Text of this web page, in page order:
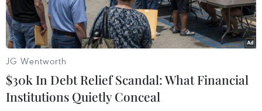
kháng là lệnh trừng phạt của Mỹ.
JG Wentworth
$30k In Debt Relief Scandal: What Financial
Institutions Quietly Conceal